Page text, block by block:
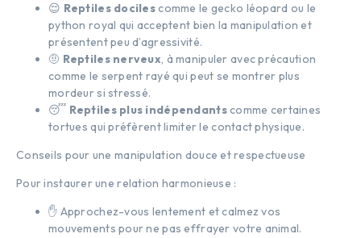
😌 Reptiles docilescomme le gecko léopard ou le
python royal qui acceptent bien la manipulation et
présentent peu d’agressivité.
🤨 Reptiles nerveux, à manipuler avec précaution
comme le serpent rayé qui peut se montrer plus
mordeur si stressé.
😴 Reptiles plus indépendantscomme certaines
tortues qui préfèrent limiter le contact physique.
Conseils pour une manipulation douce et respectueuse
Pour instaurer une relation harmonieuse :
✋ Approchez-vous lentement et calmez vos
mouvements pour ne pas effrayer votre animal.